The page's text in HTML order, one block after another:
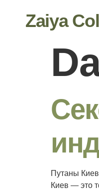
Zaiya
Путаны
Киев — это